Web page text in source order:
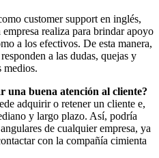
customer support en inglés,
realiza para brindar apoyo
a los efectivos. De esta manera,
a las dudas, quejas y
medios.
una buena atención al cliente?
adquirir o retener un cliente e,
y largo plazo. Así, podría
de cualquier empresa, ya
con la compañía cimienta